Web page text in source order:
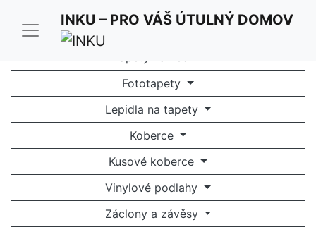
INKU – PRO VÁŠ ÚTULNÝ DOMOV
Tapety na zeď
Fototapety
Lepidla na tapety
Koberce
Kusové koberce
Vinylové podlahy
Záclony a závěsy